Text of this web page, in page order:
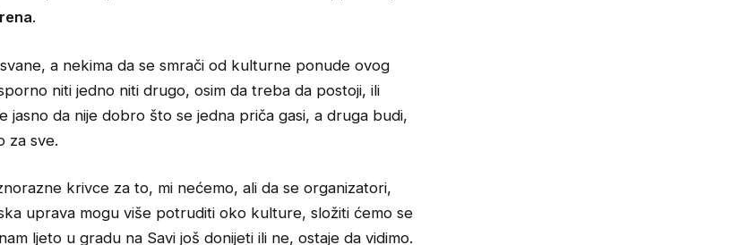
.
a nekima da se smrači od kulturne ponude ovog
niti jedno niti drugo, osim da treba da postoji, ili
jasno da nije dobro što se jedna priča gasi, a druga budi,
za sve.
krivce za to, mi nećemo, ali da se organizatori,
uprava mogu više potruditi oko kulture, složiti ćemo se
ljeto u gradu na Savi još donijeti ili ne, ostaje da vidimo.